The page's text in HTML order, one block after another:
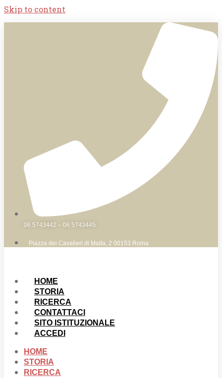
Skip to content
06 5743442 – 06 5743445
Piazza dei Cavalieri di Malta, 2 00153 Roma
HOME
STORIA
RICERCA
CONTATTACI
SITO ISTITUZIONALE
ACCEDI
HOME
STORIA
RICERCA